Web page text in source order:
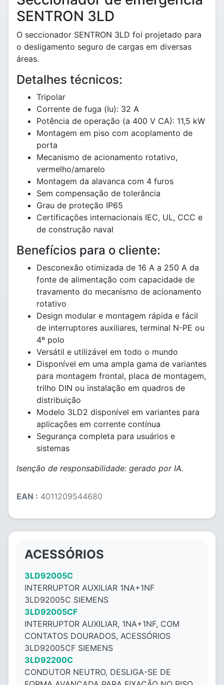
SENTRON 3LD
O seccionador SENTRON 3LD foi projetado para
o desligamento seguro de cargas em diversas
áreas.
Detalhes técnicos:
Tripolar
Corrente de fuga (Iu): 32 A
Potência de operação (a 400 V CA): 11,5 kW
Montagem em piso com acoplamento de
porta
Mecanismo de acionamento rotativo,
vermelho/amarelo
Montagem da alavanca com 4 furos
Sem compensação de tolerância
Grau de proteção IP65
Certificações internacionais IEC, UL, CCC e
de construção naval
Benefícios para o cliente:
Desconexão otimizada de 16 A a 250 A da
fonte de alimentação com capacidade de
travamento do mecanismo de acionamento
rotativo
Design modular e montagem rápida e fácil
de interruptores auxiliares, terminal N-PE ou
4º polo
Versátil e utilizável em todo o mundo
Disponível em uma ampla gama de variantes
para montagem frontal, placa de montagem,
trilho DIN ou instalação em quadros de
distribuição
Modelo 3LD2 disponível em variantes para
aplicações em corrente contínua
Segurança completa para usuários e
sistemas
Isenção de responsabilidade: gerado por IA.
EAN : 4011209544680
ACESSÓRIOS
3LD92005C
INTERRUPTOR AUXILIAR 1NA+1NF
3LD92005C SIEMENS
3LD92005CF
INTERRUPTOR AUXILIAR, 1NA+1NF, COM
CONTATOS DOURADOS, ACESSÓRIOS
3LD92005CF SIEMENS
3LD92200C
CONDUTOR NEUTRO, DESLIGA-SE DE